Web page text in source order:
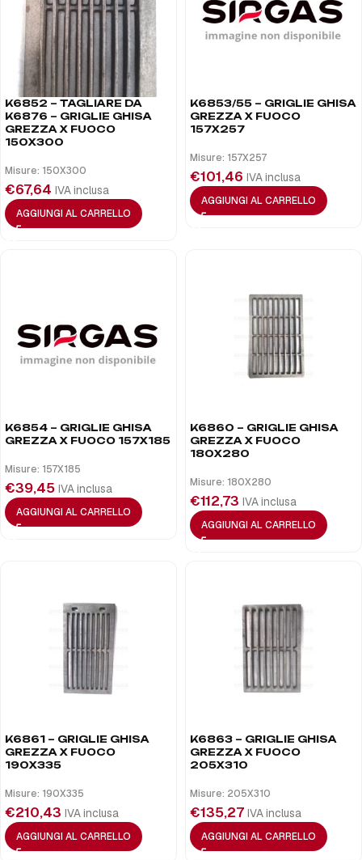
K6852 – TAGLIARE DA
K6876 – GRIGLIE GHISA
GREZZA X FUOCO
150X300
Misure: 150X300
€67,64 IVA inclusa
AGGIUNGI AL CARRELLO
K6853/55 – GRIGLIE GHISA
GREZZA X FUOCO
157X257
Misure: 157X257
€101,46 IVA inclusa
AGGIUNGI AL CARRELLO
K6854 – GRIGLIE GHISA
GREZZA X FUOCO 157X185
Misure: 157X185
€39,45 IVA inclusa
AGGIUNGI AL CARRELLO
K6860 – GRIGLIE GHISA
GREZZA X FUOCO
180X280
Misure: 180X280
€112,73 IVA inclusa
AGGIUNGI AL CARRELLO
K6861 – GRIGLIE GHISA
GREZZA X FUOCO
190X335
Misure: 190X335
€210,43 IVA inclusa
AGGIUNGI AL CARRELLO
K6863 – GRIGLIE GHISA
GREZZA X FUOCO
205X310
Misure: 205X310
€135,27 IVA inclusa
AGGIUNGI AL CARRELLO